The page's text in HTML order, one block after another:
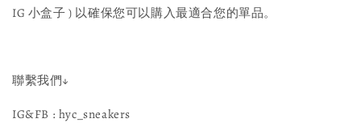
IG 小盒子 ) 以確保您可以購入最適合您的單品。
聯繫我們↓
IG&FB : hyc_sneakers